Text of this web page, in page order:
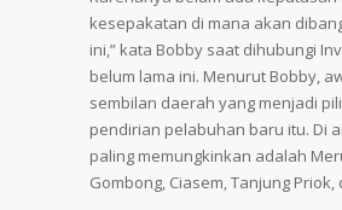
kesepakatan di mana akan
ini,” kata Bobby saat dihubungi
belum lama ini. Menurut Bobby,
sembilan daerah yang menjadi
pendirian pelabuhan baru itu. Di
paling memungkinkan adalah
Gombong, Ciasem, Tanjung Priok,